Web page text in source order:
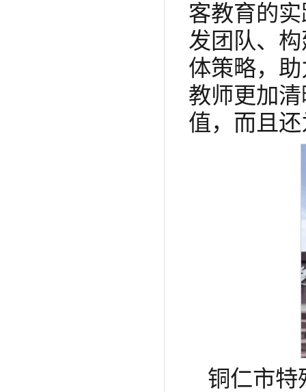
客教育的
发团队、
体策略，
教师更加
值，而且
铜仁市特